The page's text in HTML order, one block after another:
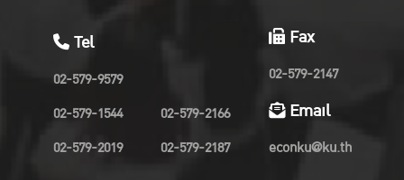
Tel
02-579-9579
02-579-1544
02-579-2019
02-579-2166
02-579-2187
Fax
02-579-2147
Email
econku@ku.th